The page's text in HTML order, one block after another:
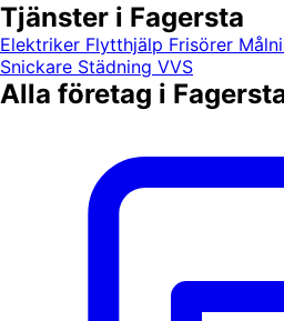
Tjänster i Fagersta
Elektriker Flytthjälp Frisörer
Snickare Städning VVS
Alla företag i